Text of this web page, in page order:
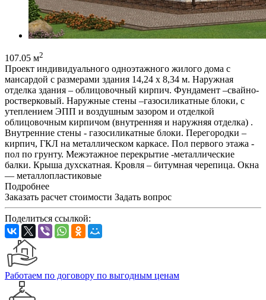
107.05 м2
Проект индивидуального одноэтажного жилого дома с
мансардой с размерами здания 14,24 x 8,34 м. Наружная
отделка здания – облицовочный кирпич. Фундамент –свайно-
ростверковый. Наружные стены –газосиликатные блоки, с
утеплением ЭПП и воздушным зазором и отделкой
облицовочным кирпичом (внутренняя и наружняя отделка) .
Внутренние стены - газосиликатные блоки. Перегородки –
кирпич, ГКЛ на металлическом каркасе. Пол первого этажа -
пол по грунту. Межэтажное перекрытие -металлические
балки. Крыша духскатная. Кровля – битумная черепица. Окна
— металлопластиковые
Подробнее
Заказать расчет стоимости Задать вопрос
Поделиться ссылкой:
Работаем по договору по выгодным ценам